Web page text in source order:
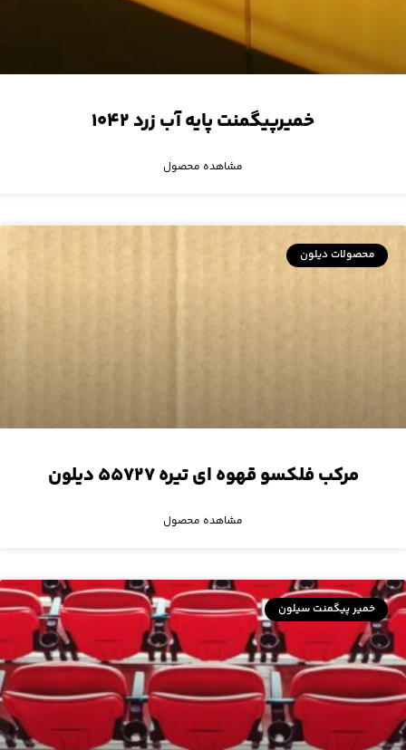
خمیرپیگمنت پایه آب زرد ۱۰۴۲
مشاهده محصول
محصولات دیلون
مرکب فلکسو قهوه ای تیره ۵۵۷۲۷ دیلون
مشاهده محصول
خمیر پیگمنت سیلون